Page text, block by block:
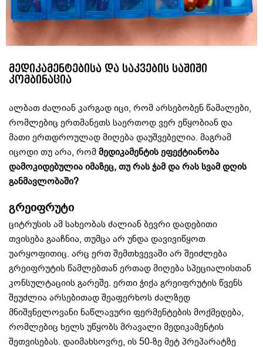
მედიკამენტებისა და საკვების საშიში
კომბინაცია
ალბათ ძალიან კარგად იცი, რომ არსებობენ წამალები,
რომლებიც ერთმანეთს საერთოდ ვერ ეწყობიან და
მათი ერთდროულად მიღება დაუშვებელია. მაგრამ
იცოდი თუ არა, რომ მედიკამენტის ეფექტიანობა
დამოკიდებულია იმაზეც, თუ რას ჭამ და რას სვამ დღის
განმავლობაში?
გრეიფრუტი
ციტრუსის ამ სახეობას ძალიან ბევრი დადებითი
თვისება გააჩნია, თუმცა არ უნდა დავივიწყოთ
უარყოფითიც. არც ერთ შემთხვევაში არ შეიძლება
გრეიფრუტის წამლებთან ერთად მიღება სპეციალისთან
კონსულტაციის გარეშე. ერთი ჭიქა გრეიფრუტის წვენს
შეუძლია არსებითად შეაფერხოს ძალზედ
მნიშვნელოვანი ნაწლავური ფერმენტების მოქმედება,
რომლებიც ხელს უწყობს მრავალი მედიკამენტის
შეთვისებას. დაიმახსოვრე, ის 50-ზე მეტ პრეპარატზე